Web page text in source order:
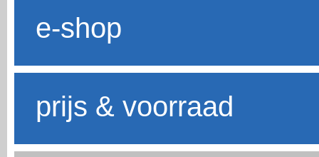
e-shop
prijs & voorraad